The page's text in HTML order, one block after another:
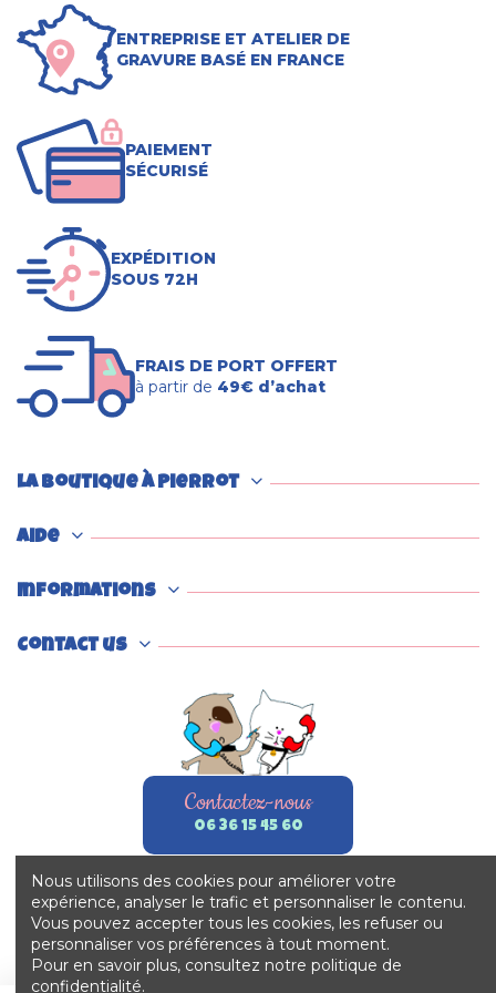
ENTREPRISE ET ATELIER DE
GRAVURE BASÉ EN FRANCE
PAIEMENT
SÉCURISÉ
EXPÉDITION
SOUS 72H
FRAIS DE PORT OFFERT
à partir de 49€ d’achat
La boutique à Pierrot
Aide
Informations
Contact us
Contactez-nous
06 36 15 45 60
Nous utilisons des cookies pour améliorer votre
expérience, analyser le trafic et personnaliser le contenu.
Vous pouvez accepter tous les cookies, les refuser ou
personnaliser vos préférences à tout moment.
Pour en savoir plus, consultez notre politique de
confidentialité.